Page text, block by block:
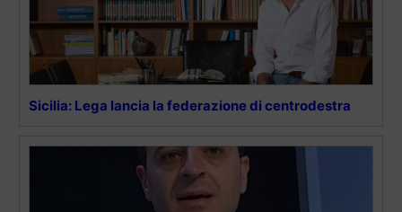
Sicilia: Lega lancia la federazione di centrodestra